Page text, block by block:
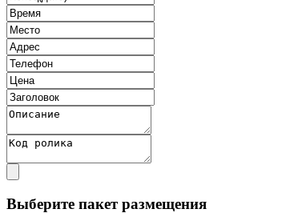
Выберите пакет размещения